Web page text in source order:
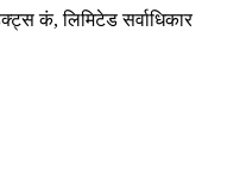
कं, लिमिटेड सर्वाधिकार